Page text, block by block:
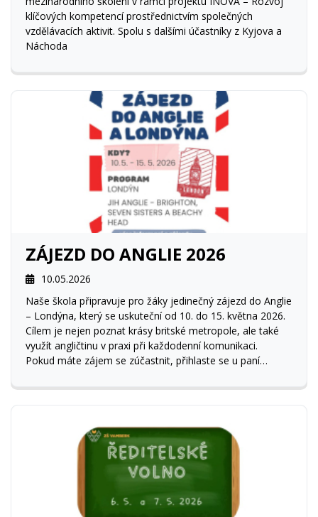
klíčových kompetencí prostřednictvím společných
vzdělávacích aktivit. Spolu s dalšími účastníky z Kyjova a
Náchoda
ZÁJEZD DO ANGLIE 2026
10.05.2026
Naše škola připravuje pro žáky jedinečný zájezd do Anglie
– Londýna, který se uskuteční od 10. do 15. května 2026.
Cílem je nejen poznat krásy britské metropole, ale také
využít angličtinu v praxi při každodenní komunikaci.
Pokud máte zájem se zúčastnit, přihlaste se u paní
Neváhejte – čeká Vás nezapomenutelný zážitek!